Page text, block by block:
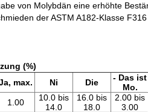
von Molybdän eine erhöhte
der ASTM A182-Klasse
(%)
max. Ni Die
- Das ist
Mo.
1.00
10.0 bis
14.0
16.0 bis
18.0
2.00 bis
3.00